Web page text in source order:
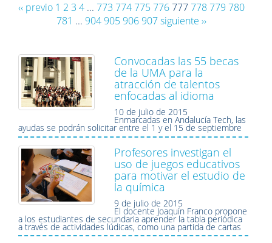
‹‹ previo 1 2 3 4... 773 774 775 776 777 778 779 780
781 ... 904 905 906 907 siguiente ››
Convocadas las 55 becas
de la UMA para la
atracción de talentos
enfocadas al idioma
10 de julio de 2015
Enmarcadas en Andalucía Tech, las
ayudas se podrán solicitar entre el 1 y el 15 de septiembre
Profesores investigan el
uso de juegos educativos
para motivar el estudio de
la química
9 de julio de 2015
El docente Joaquín Franco propone
a los estudiantes de secundaria aprender la tabla periódica
a través de actividades lúdicas, como una partida de cartas